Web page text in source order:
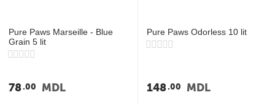
Pure Paws Marseille - Blue
Grain 5 lit
78 00 MDL
Pure Paws Odorless 10 lit
148 00 MDL